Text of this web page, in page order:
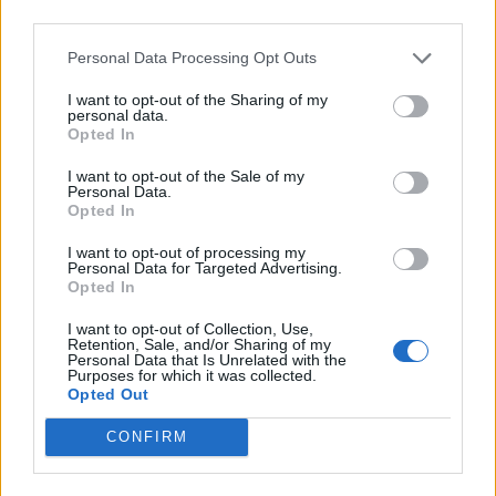
Personal Data Processing Opt Outs
I want to opt-out of the Sharing of my
personal data.
Opted In
I want to opt-out of the Sale of my
Personal Data.
Opted In
I want to opt-out of processing my
Personal Data for Targeted Advertising.
Opted In
I want to opt-out of Collection, Use,
Retention, Sale, and/or Sharing of my
Personal Data that Is Unrelated with the
Purposes for which it was collected.
Opted Out
CONFIRM
Κάποια στιγμή, μάλιστα, σύμφωνα με πελάτη
του εστιατορίου, η Britney πέρασε από το
προκαλώντας φόβο ότι μπορεί να τραυματίσει
κάποιον κατά λάθος. Κανείς δεν έμαθε γιατί
κυκλοφορούσε με το μαχαίρι, με τους
μάρτυρες να λένε ότι μπορεί απλά να ξέχασε
να το αφήσει στο τραπέζι της.
Επιπλέον, σύμφωνα με τις μαρτυρίες, η
γνωστή τραγουδίστρια άναψε μέχρι και
τσιγάρο στο εσωτερικό του μαγαζιού, κοντά
στην πόρτα της εξόδου, με το προσωπικό να